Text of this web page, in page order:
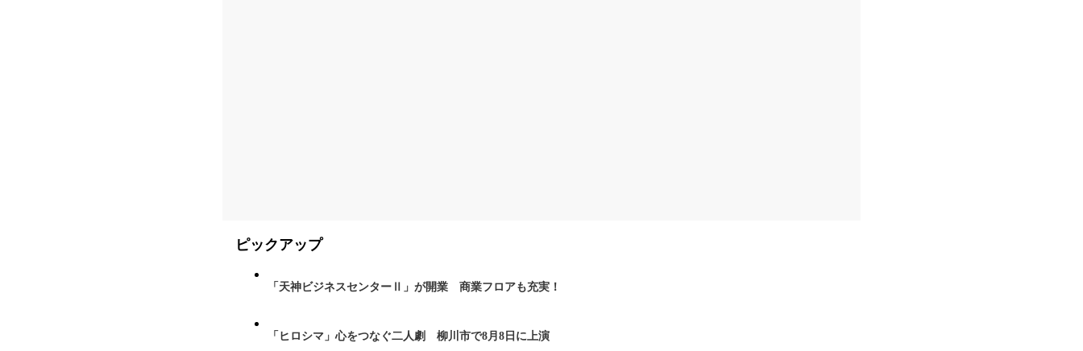
ピックアップ
「天神ビジネスセンターⅡ」が開業 商業フロアも充実！
「ヒロシマ」心をつなぐ二人劇 柳川市で8月8日に上演